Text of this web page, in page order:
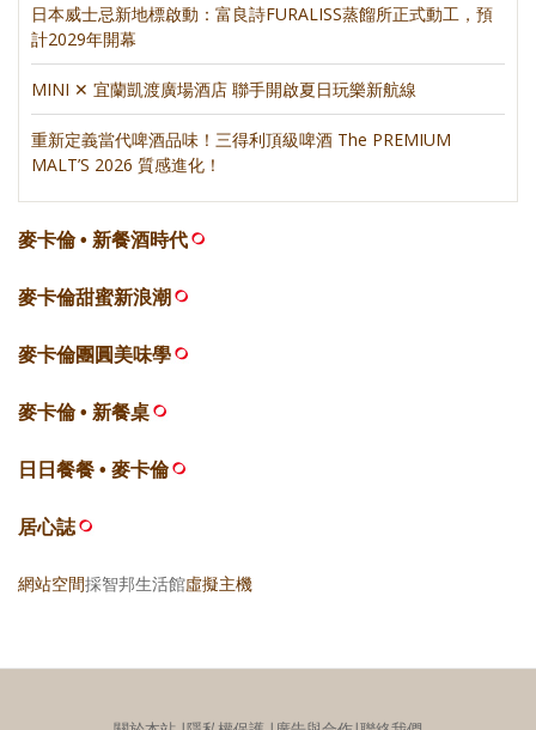
日本威士忌新地標啟動：富良詩FURALISS蒸餾所正式動工，預
計2029年開幕
MINI ✕ 宜蘭凱渡廣場酒店 聯手開啟夏日玩樂新航線
重新定義當代啤酒品味！三得利頂級啤酒 The PREMIUM
MALT’S 2026 質感進化！
麥卡倫 • 新餐酒時代
麥卡倫甜蜜新浪潮
麥卡倫團圓美味學
麥卡倫 • 新餐桌
日日餐餐 • 麥卡倫
居心誌
網站空間採智邦生活館虛擬主機